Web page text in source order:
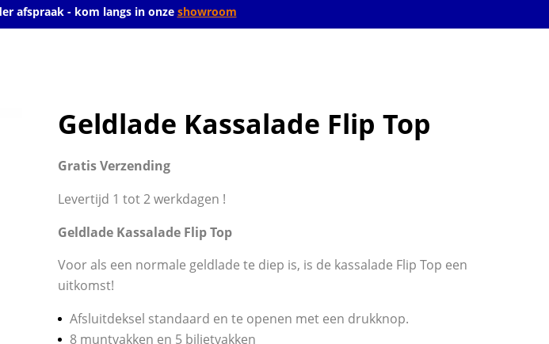
afspraak - kom langs in onze showroom
Geldlade Kassalade Flip Top
Gratis Verzending
Levertijd 1 tot 2 werkdagen !
Geldlade Kassalade Flip Top
Voor als een normale geldlade te diep is, is de kassalade Flip Top een
uitkomst!
Afsluitdeksel standaard en te openen met een drukknop.
8 muntvakken en 5 biljetvakken